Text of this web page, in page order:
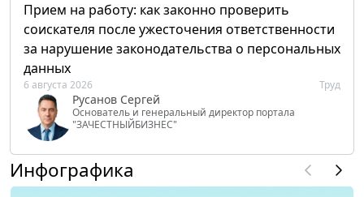
Прием на работу: как законно проверить
соискателя после ужесточения ответственности
за нарушение законодательства о персональных
данных
6 августа 2026 Труд
Русанов Сергей
Основатель и генеральный директор портала
"ЗАЧЕСТНЫЙБИЗНЕС"
Инфографика